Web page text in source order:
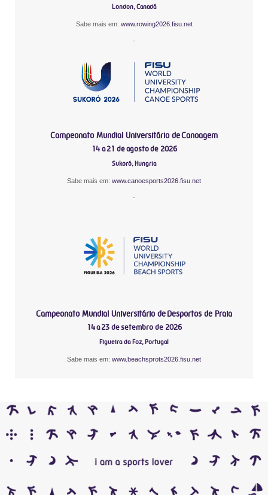
London, Canadá
Sabe mais em: www.rowing2026.fisu.net
-
Campeonato Mundial Universitário de Canoagem
14 a 21 de agosto de 2026
Sukoró, Hungria
Sabe mais em: www.canoesports2026.fisu.net
-
Campeonato Mundial Universitário de Desportos de Praia
14 a 23 de setembro de 2026
Figueira da Foz, Portugal
Sabe mais em: www.beachsprots2026.fisu.net